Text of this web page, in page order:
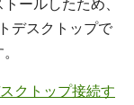
ールしたため、
デスクトップで
クトップ接続す